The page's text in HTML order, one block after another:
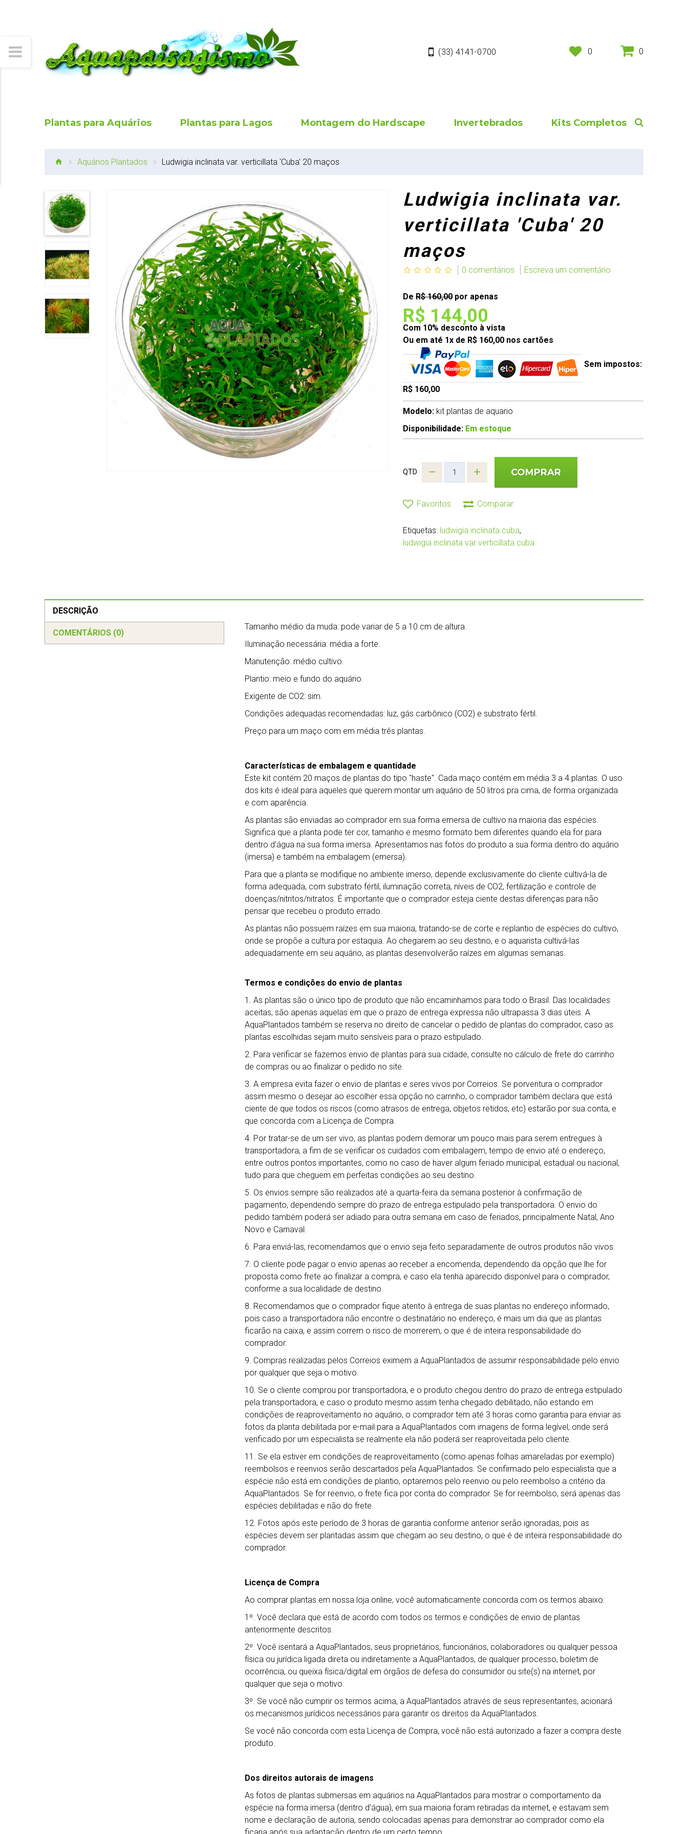
(33) 4141-0700 0 0
Plantas para Aquários Plantas para Lagos Montagem do Hardscape Invertebrados Kits Completos
Aquários Plantados Ludwigia inclinata var. verticillata 'Cuba' 20 maços
Ludwigia inclinata var.
verticillata 'Cuba' 20
maços
0 comentários Escreva um comentário
De R$ 160,00 por apenas
R$ 144,00
Com 10% desconto à vista
Ou em até 1x de R$ 160,00 nos cartões
Sem impostos:
R$ 160,00
Modelo: kit plantas de aquario
Disponibilidade: Em estoque
QTD COMPRAR
Favoritos Comparar
Etiquetas: ludwigia inclinata cuba,
ludwigia inclinata var verticillata cuba
DESCRIÇÃO
COMENTÁRIOS (0)
Tamanho médio da muda: pode variar de 5 a 10 cm de altura.
Iluminação necessária: média a forte.
Manutenção: médio cultivo.
Plantio: meio e fundo do aquário.
Exigente de CO2: sim.
Condições adequadas recomendadas: luz, gás carbônico (CO2) e substrato fértil.
Preço para um maço com em média três plantas.
Características de embalagem e quantidade
Este kit contém 20 maços de plantas do tipo "haste". Cada maço contém em média 3 a 4 plantas. O uso
dos kits é ideal para aqueles que querem montar um aquário de 50 litros pra cima, de forma organizada
e com aparência.
As plantas são enviadas ao comprador em sua forma emersa de cultivo na maioria das espécies.
Significa que a planta pode ter cor, tamanho e mesmo formato bem diferentes quando ela for para
dentro d'água na sua forma imersa. Apresentamos nas fotos do produto a sua forma dentro do aquário
(imersa) e também na embalagem (emersa).
Para que a planta se modifique no ambiente imerso, depende exclusivamente do cliente cultivá-la de
forma adequada, com substrato fértil, iluminação correta, níveis de CO2, fertilização e controle de
doenças/nitritos/nitratos. É importante que o comprador esteja ciente destas diferenças para não
pensar que recebeu o produto errado.
As plantas não possuem raízes em sua maioria, tratando-se de corte e replantio de espécies do cultivo,
onde se propõe a cultura por estaquia. Ao chegarem ao seu destino, e o aquarista cultivá-las
adequadamente em seu aquário, as plantas desenvolverão raízes em algumas semanas.
Termos e condições do envio de plantas
1. As plantas são o único tipo de produto que não encaminhamos para todo o Brasil. Das localidades
aceitas, são apenas aquelas em que o prazo de entrega expressa não ultrapassa 3 dias úteis. A
AquaPlantados também se reserva no direito de cancelar o pedido de plantas do comprador, caso as
plantas escolhidas sejam muito sensíveis para o prazo estipulado.
2. Para verificar se fazemos envio de plantas para sua cidade, consulte no cálculo de frete do carrinho
de compras ou ao finalizar o pedido no site.
3. A empresa evita fazer o envio de plantas e seres vivos por Correios. Se porventura o comprador
assim mesmo o desejar ao escolher essa opção no carrinho, o comprador também declara que está
ciente de que todos os riscos (como atrasos de entrega, objetos retidos, etc) estarão por sua conta, e
que concorda com a Licença de Compra.
4. Por tratar-se de um ser vivo, as plantas podem demorar um pouco mais para serem entregues à
transportadora, a fim de se verificar os cuidados com embalagem, tempo de envio até o endereço,
entre outros pontos importantes, como no caso de haver algum feriado municipal, estadual ou nacional,
tudo para que cheguem em perfeitas condições ao seu destino.
5. Os envios sempre são realizados até a quarta-feira da semana posterior à confirmação de
pagamento, dependendo sempre do prazo de entrega estipulado pela transportadora. O envio do
pedido também poderá ser adiado para outra semana em caso de feriados, principalmente Natal, Ano
Novo e Carnaval.
6. Para enviá-las, recomendamos que o envio seja feito separadamente de outros produtos não vivos.
7. O cliente pode pagar o envio apenas ao receber a encomenda, dependendo da opção que lhe for
proposta como frete ao finalizar a compra, e caso ela tenha aparecido disponível para o comprador,
conforme a sua localidade de destino.
8. Recomendamos que o comprador fique atento à entrega de suas plantas no endereço informado,
pois caso a transportadora não encontre o destinatário no endereço, é mais um dia que as plantas
ficarão na caixa, e assim correm o risco de morrerem, o que é de inteira responsabilidade do
comprador.
9. Compras realizadas pelos Correios eximem a AquaPlantados de assumir responsabilidade pelo envio
por qualquer que seja o motivo.
10. Se o cliente comprou por transportadora, e o produto chegou dentro do prazo de entrega estipulado
pela transportadora, e caso o produto mesmo assim tenha chegado debilitado, não estando em
condições de reaproveitamento no aquário, o comprador tem até 3 horas como garantia para enviar as
fotos da planta debilitada por e-mail para a AquaPlantados com imagens de forma legível, onde será
verificado por um especialista se realmente ela não poderá ser reaproveitada pelo cliente.
11. Se ela estiver em condições de reaproveitamento (como apenas folhas amareladas por exemplo)
reembolsos e reenvios serão descartados pela AquaPlantados. Se confirmado pelo especialista que a
espécie não está em condições de plantio, optaremos pelo reenvio ou pelo reembolso a critério da
AquaPlantados. Se for reenvio, o frete fica por conta do comprador. Se for reembolso, será apenas das
espécies debilitadas e não do frete.
12. Fotos após este período de 3 horas de garantia conforme anterior serão ignoradas, pois as
espécies devem ser plantadas assim que chegam ao seu destino, o que é de inteira responsabilidade do
comprador.
Licença de Compra
Ao comprar plantas em nossa loja online, você automaticamente concorda com os termos abaixo:
1º. Você declara que está de acordo com todos os termos e condições de envio de plantas
anteriormente descritos.
2º. Você isentará a AquaPlantados, seus proprietários, funcionários, colaboradores ou qualquer pessoa
física ou jurídica ligada direta ou indiretamente a AquaPlantados, de qualquer processo, boletim de
ocorrência, ou queixa física/digital em órgãos de defesa do consumidor ou site(s) na internet, por
qualquer que seja o motivo.
3º. Se você não cumprir os termos acima, a AquaPlantados através de seus representantes, acionará
os mecanismos jurídicos necessários para garantir os direitos da AquaPlantados.
Se você não concorda com esta Licença de Compra, você não está autorizado a fazer a compra deste
produto.
Dos direitos autorais de imagens
As fotos de plantas submersas em aquários na AquaPlantados para mostrar o comportamento da
espécie na forma imersa (dentro d'água), em sua maioria foram retiradas da internet, e estavam sem
nome e declaração de autoria, sendo colocadas apenas para demonstrar ao comprador como ela
ficaria após sua adaptação dentro de um certo tempo.